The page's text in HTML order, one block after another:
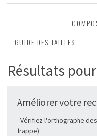
GUIDE DES TAILLES
Résultats
Améliorer votre
- Vérifiez l'orthographe
frappe)